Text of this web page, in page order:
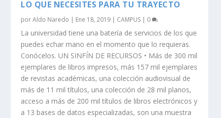
LO QUE NECESITES PARA TU TRAYECTO
porAldo Naredo | Ene 18, 2019 | CAMPUS | 0
La universidad tiene una batería de servicios de los que
puedes echar mano en el momento que lo requieras.
Conócelos. UN SINFÍN DE RECURSOS • Más de 300 mil
ejemplares de libros impresos, más 157 mil ejemplares
de revistas académicas, una colección audiovisual de
más de 11 mil títulos, una colección de 28 mil planos,
acceso a más de 200 mil títulos de libros electrónicos y
a 13 bases de datos especializadas, son una muestra